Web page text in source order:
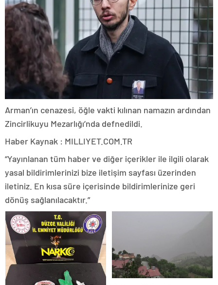
Arman’ın cenazesi, öğle vakti kılınan namazın ardından
Zincirlikuyu Mezarlığı’nda defnedildi.
Haber Kaynak : MILLIYET.COM.TR
“Yayınlanan tüm haber ve diğer içerikler ile ilgili olarak
yasal bildirimlerinizi bize iletişim sayfası üzerinden
iletiniz. En kısa süre içerisinde bildirimlerinize geri
dönüş sağlanılacaktır.”